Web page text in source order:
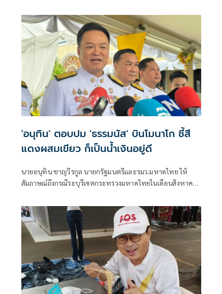
พรรคภูมิใจไทย ก็จำเป็นต้องพูดคุยกับพรรคประชาชนด้วยว่า
'อนุทิน' ตอบปม 'ธรรมนัส' บินโมนาโก ชี้สี
แดงผสมเขียว ก็เป็นน้ำเงินอยู่ดี
นายอนุทิน ชาญวีรกูล นายกรัฐมนตรีและรมว.มหาดไทย ให้
สัมภาษณ์ถึงกรณีระบุรีเซตกระทรวงมหาดไทยในเดือนสิงหาคม